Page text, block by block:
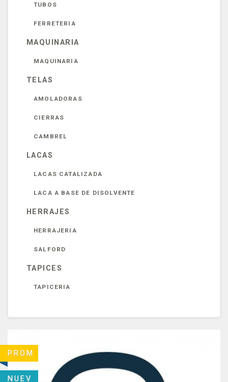
TUBOS
FERRETERIA
MAQUINARIA
MAQUINARIA
TELAS
AMOLADORAS
CIERRAS
CAMBREL
LACAS
LACAS CATALIZADA
LACA A BASE DE DISOLVENTE
HERRAJES
HERRAJERIA
SALFORD
TAPICES
TAPICERIA
PROM
NUEV